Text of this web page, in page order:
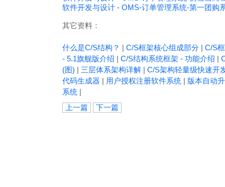
软件开发与设计 - OMS-订单管理系统-第一团购
其它资料：
什么是C/S结构？ | C/S框架核心组成部分 | C/S
- 5.1旗舰版介绍 | C/S结构系统框架 - 功能介绍 |
(图) | 三层体系架构详解 | C/S架构轻量级快速开
代码生成器 | 用户授权注册软件系统 | 版本自动
系统 |
上一篇
下一篇